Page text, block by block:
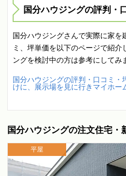
国分ハウジングの評判・
国分ハウジングさんで実際に家を
ミ、坪単価を以下のページで紹介
ングを検討中の方は参考にしてみ
国分ハウジングの評判・口コミ・
けに、展示場を見に行きマイホー
国分ハウジングの注文住宅・
平屋